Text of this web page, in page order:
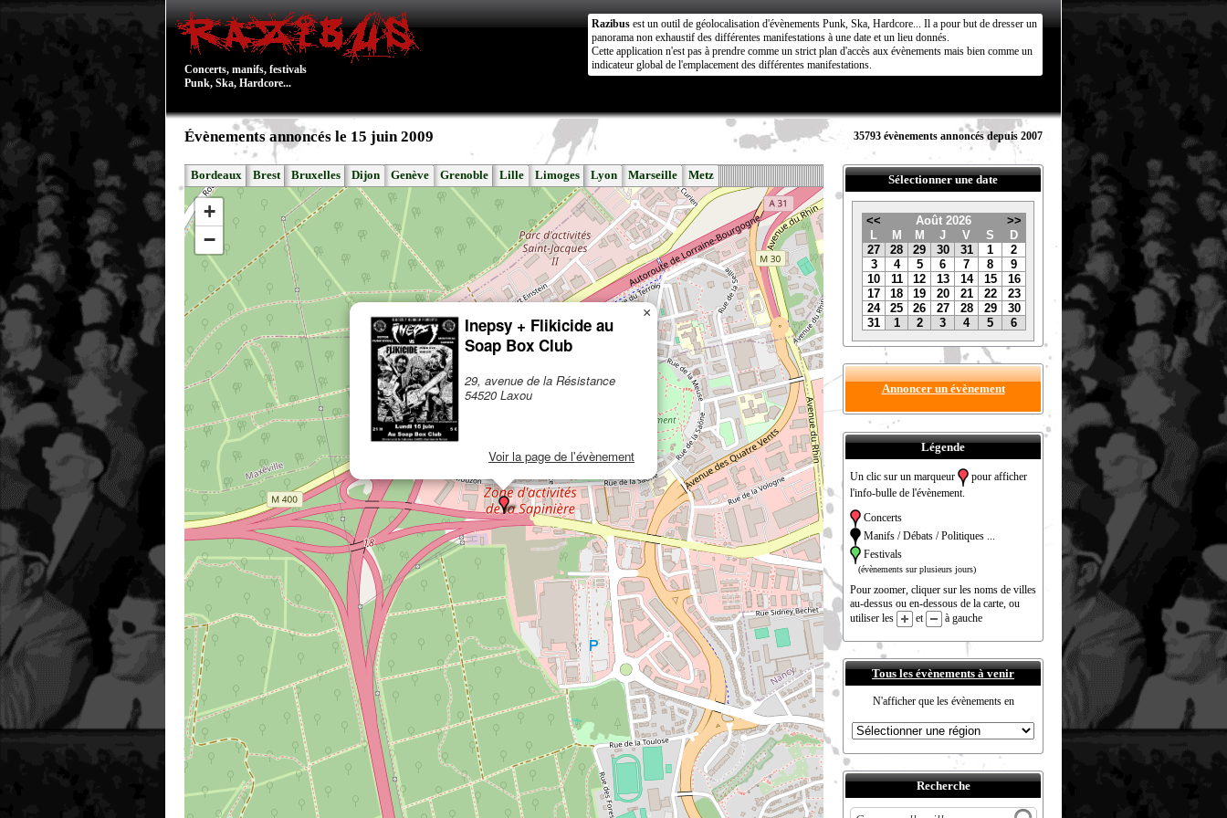
Concerts, manifs, festivals
Punk, Ska, Hardcore...
Razibus est un outil de géolocalisation d'évènements Punk, Ska, Hardcore... Il a pour but de dresser un
panorama non exhaustif des différentes manifestations à une date et un lieu donnés.
Cette application n'est pas à prendre comme un strict plan d'accès aux évènements mais bien comme un
indicateur global de l'emplacement des différentes manifestations.
Évènements annoncés le 15 juin 2009 35793 évènements annoncés depuis 2007
Bordeaux Brest Bruxelles Dijon Genève Grenoble Lille Limoges Lyon Marseille Metz
Inepsy + Flikicide au
Soap Box Club
29, avenue de la Résistance
54520 Laxou
Voir la page de l'évènement
×
+
−
Sélectionner une date
<< Août 2026
>>
L
M M J V S
D
27
28 29 30 31 1
2
3
4 5 6 7 8
9
10
11 12 13 14 15
16
17
18 19 20 21 22
23
24
25 26 27 28 29
30
31
1 2 3 4 5 6
Annoncer un évènement
Légende
Un clic sur un marqueur
pour afficher
l'info-bulle de l'évènement.
Concerts
Manifs / Débats / Politiques ...
Festivals
(évènements sur plusieurs jours)
Pour zoomer, cliquer sur les noms de villes
au-dessus ou en-dessous de la carte, ou
utiliser les
et à gauche
Tous les évènements à venir
N'afficher que les évènements en
Recherche